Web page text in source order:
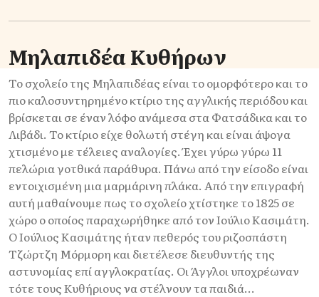
Μηλαπιδέα Κυθήρων
Το σχολείο της Μηλαπιδέας είναι το ομορφότερο και το
πιο καλοσυντηρημένο κτίριο της αγγλικής περιόδου και
βρίσκεται σε έναν λόφο ανάμεσα στα Φατσάδικα και το
Λιβάδι. Το κτίριο είχε θολωτή στέγη και είναι άψογα
χτισμένο με τέλειες αναλογίες. Έχει γύρω γύρω 11
πελώρια γοτθικά παράθυρα. Πάνω από την είσοδο είναι
εντοιχισμένη μια μαρμάρινη πλάκα. Από την επιγραφή
αυτή μαθαίνουμε πως το σχολείο χτίστηκε το 1825 σε
χώρο ο οποίος παραχωρήθηκε από τον Ιούλιο Κασιμάτη.
Ο Ιούλιος Κασιμάτης ήταν πεθερός του ριζοσπάστη
Τζώρτζη Μόρμορη και διετέλεσε διευθυντής της
αστυνομίας επί αγγλοκρατίας. Οι Άγγλοι υποχρέωναν
τότε τους Κυθήριους να στέλνουν τα παιδιά...